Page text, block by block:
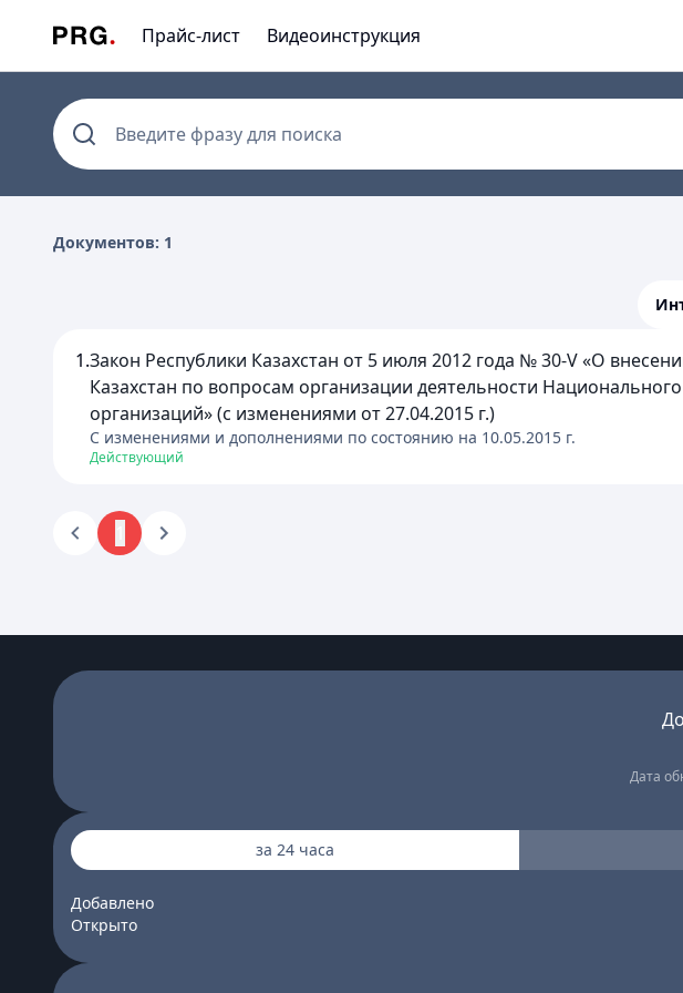
Прайс-лист Видеоинструкция
Введите фразу для поиска
Документов: 1
1.Закон Республики Казахстан от 5 июля 2012 года № 30-V «О
Казахстан по вопросам организации деятельности
организаций» (с изменениями от 27.04.2015 г.)
C изменениями и дополнениями по состоянию на 10.05.2015 г.
Действующий
Дата
за 24 часа
Добавлено
Открыто